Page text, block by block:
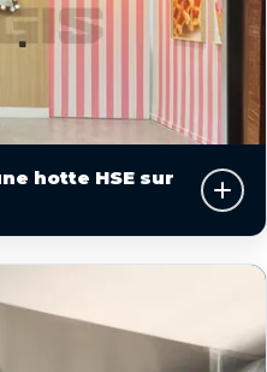
hotte HSE sur